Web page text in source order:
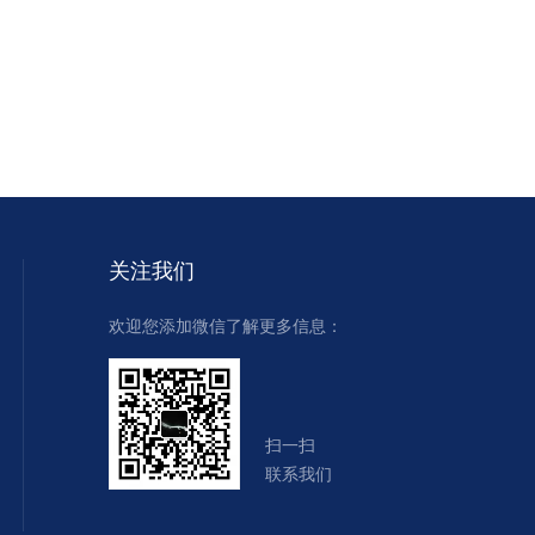
关注我们
欢迎您添加微信了解更多信息：
扫一扫
联系我们